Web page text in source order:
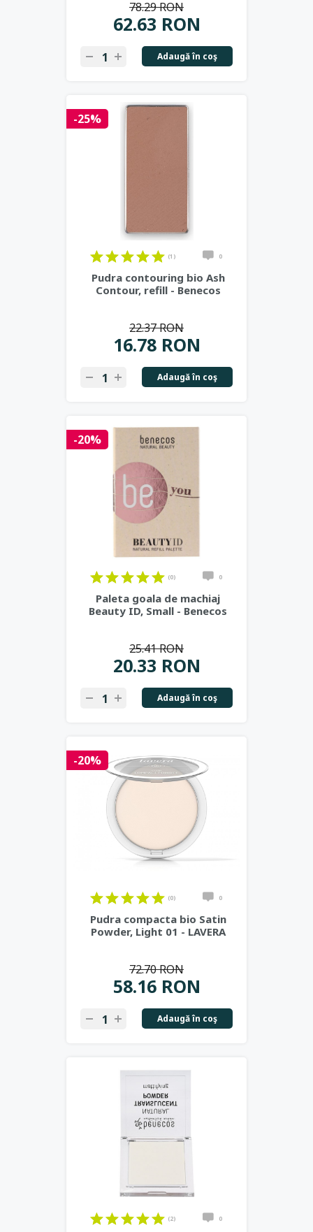
62.63 RON
78.29 RON
Adaugă în coş
-25%
(1) 0
Pudra contouring bio Ash
Contour, refill - Benecos
16.78 RON
22.37 RON
Adaugă în coş
-20%
(0) 0
Paleta goala de machiaj
Beauty ID, Small - Benecos
20.33 RON
25.41 RON
Adaugă în coş
-20%
(0) 0
Pudra compacta bio Satin
Powder, Light 01 - LAVERA
58.16 RON
72.70 RON
Adaugă în coş
(2) 0